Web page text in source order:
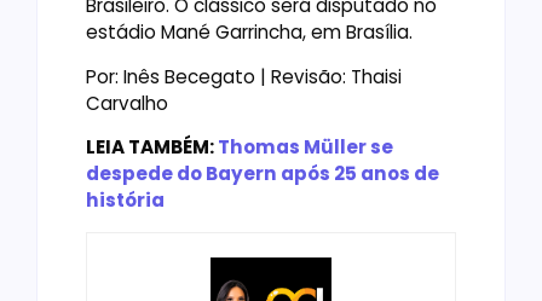
Brasileiro. O clássico será disputado no
estádio Mané Garrincha, em Brasília.
Por: Inês Becegato | Revisão: Thaisi
Carvalho
LEIA TAMBÉM:Thomas Müller se
despede do Bayern após 25 anos de
história